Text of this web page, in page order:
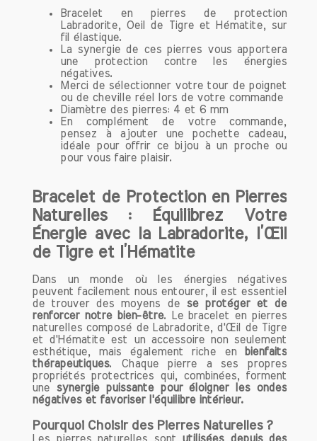
Bracelet en pierres de protection
Labradorite, Oeil de Tigre et Hématite, sur
fil élastique.
La synergie de ces pierres vous apportera
une protection contre les énergies
négatives.
Merci de sélectionner votre tour de poignet
ou de cheville réel lors de votre commande
Diamètre des pierres: 4 et 6 mm
En complément de votre commande,
pensez à ajouter une pochette cadeau,
idéale pour offrir ce bijou à un proche ou
pour vous faire plaisir.
Bracelet de Protection en Pierres
Naturelles : Équilibrez Votre
Énergie avec la Labradorite, l’Œil
de Tigre et l’Hématite
Dans un monde où les énergies négatives
peuvent facilement nous entourer, il est essentiel
de trouver des moyens de se protéger et de
renforcer notre bien-être. Le bracelet en pierres
naturelles composé de Labradorite, d'Œil de Tigre
et d'Hématite est un accessoire non seulement
esthétique, mais également riche en
bienfaits
thérapeutiques. Chaque pierre a ses propres
propriétés protectrices qui, combinées, forment
une synergie puissante pour éloigner les ondes
négatives et favoriser l'équilibre intérieur.
Pourquoi Choisir des Pierres Naturelles ?